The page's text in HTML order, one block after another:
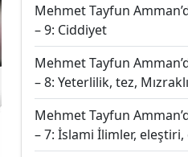
Mehmet Tayfun
– 9: Ciddiyet
Mehmet Tayfun
– 8: Yeterlilik, tez,
Mehmet Tayfun
– 7: İslami İlimler,